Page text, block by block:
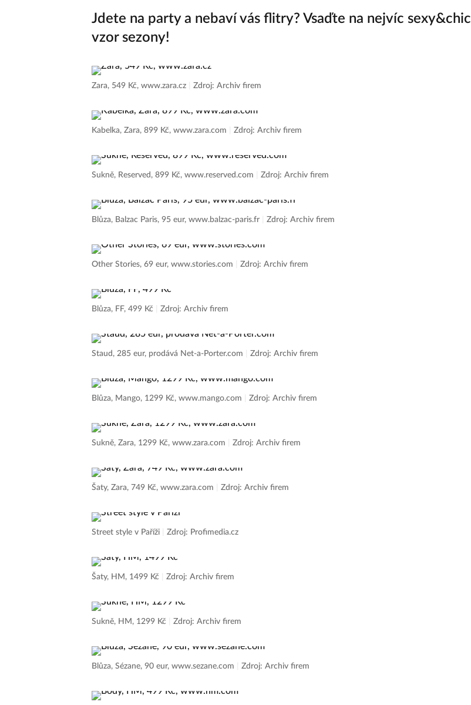
Jdete na party a nebaví vás flitry? Vsaďte na nejvíc sexy&chic
vzor sezony!
Zara, 549 Kč, www.zara.cz Zdroj: Archiv firem
Kabelka, Zara, 899 Kč, www.zara.com Zdroj: Archiv firem
Sukně, Reserved, 899 Kč, www.reserved.com Zdroj: Archiv firem
Blůza, Balzac Paris, 95 eur, www.balzac-paris.fr Zdroj: Archiv firem
Other Stories, 69 eur, www.stories.com Zdroj: Archiv firem
Blůza, FF, 499 Kč Zdroj: Archiv firem
Staud, 285 eur, prodává Net-a-Porter.com Zdroj: Archiv firem
Blůza, Mango, 1299 Kč, www.mango.com Zdroj: Archiv firem
Sukně, Zara, 1299 Kč, www.zara.com Zdroj: Archiv firem
Šaty, Zara, 749 Kč, www.zara.com Zdroj: Archiv firem
Street style v Paříži Zdroj: Profimedia.cz
Šaty, HM, 1499 Kč Zdroj: Archiv firem
Sukně, HM, 1299 Kč Zdroj: Archiv firem
Blůza, Sézane, 90 eur, www.sezane.com Zdroj: Archiv firem